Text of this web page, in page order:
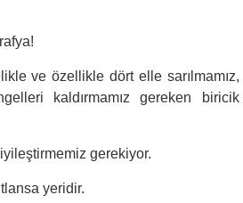
ve özellikle dört elle sarılmamız,
kaldırmamız gereken biricik
gerekiyor.
yeridir.